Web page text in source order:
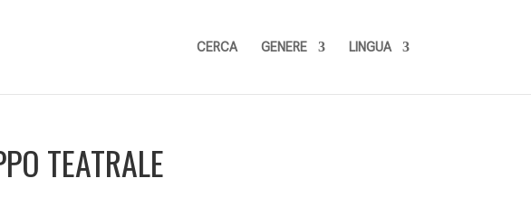
CERCA GENERE LINGUA
TEATRALE